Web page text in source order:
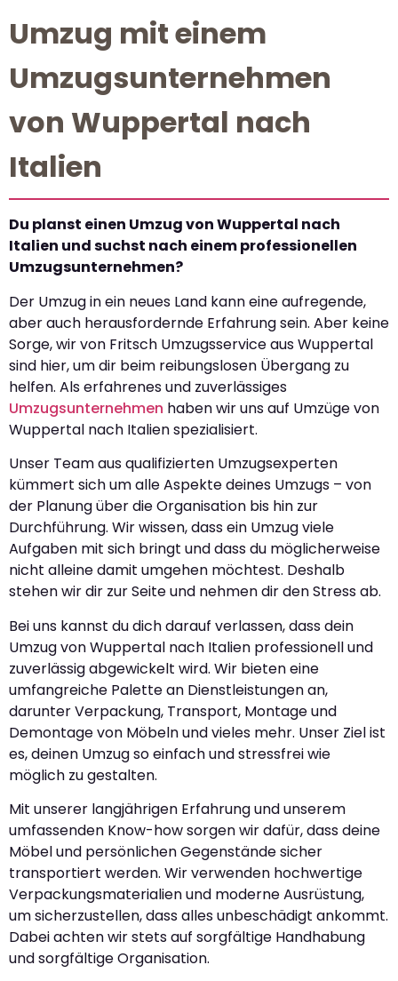
Umzug mit einem
Umzugsunternehmen
von Wuppertal nach
Italien
Du planst einen Umzug von Wuppertal nach
Italien und suchst nach einem professionellen
Umzugsunternehmen?
Der Umzug in ein neues Land kann eine aufregende,
aber auch herausfordernde Erfahrung sein. Aber keine
Sorge, wir von Fritsch Umzugsservice aus Wuppertal
sind hier, um dir beim reibungslosen Übergang zu
helfen. Als erfahrenes und zuverlässiges
Umzugsunternehmen haben wir uns auf Umzüge von
Wuppertal nach Italien spezialisiert.
Unser Team aus qualifizierten Umzugsexperten
kümmert sich um alle Aspekte deines Umzugs – von
der Planung über die Organisation bis hin zur
Durchführung. Wir wissen, dass ein Umzug viele
Aufgaben mit sich bringt und dass du möglicherweise
nicht alleine damit umgehen möchtest. Deshalb
stehen wir dir zur Seite und nehmen dir den Stress ab.
Bei uns kannst du dich darauf verlassen, dass dein
Umzug von Wuppertal nach Italien professionell und
zuverlässig abgewickelt wird. Wir bieten eine
umfangreiche Palette an Dienstleistungen an,
darunter Verpackung, Transport, Montage und
Demontage von Möbeln und vieles mehr. Unser Ziel ist
es, deinen Umzug so einfach und stressfrei wie
möglich zu gestalten.
Mit unserer langjährigen Erfahrung und unserem
umfassenden Know-how sorgen wir dafür, dass deine
Möbel und persönlichen Gegenstände sicher
transportiert werden. Wir verwenden hochwertige
Verpackungsmaterialien und moderne Ausrüstung,
um sicherzustellen, dass alles unbeschädigt ankommt.
Dabei achten wir stets auf sorgfältige Handhabung
und sorgfältige Organisation.